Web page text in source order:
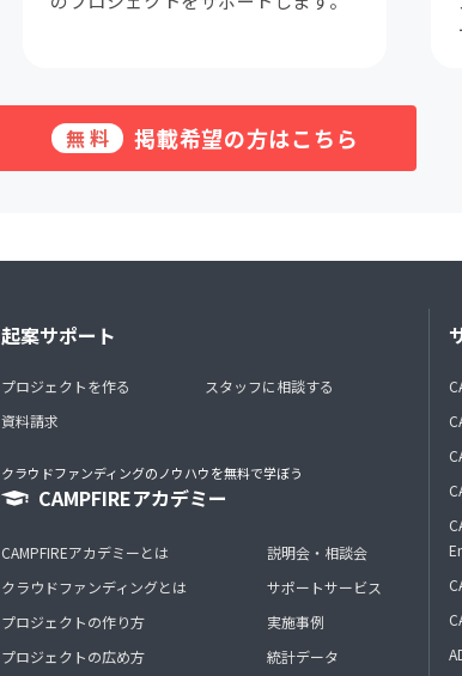
無料 掲載希望の方はこちら
起案サポート
プロジェクトを作る
資料請求
スタッフに相談する
クラウドファンディングのノウハウを無料で学ぼう
CAMPFIREアカデミー
CAMPFIREアカデミーとは
クラウドファンディングとは
プロジェクトの作り方
プロジェクトの広め方
説明会・相談会
サポートサービス
実施事例
統計データ